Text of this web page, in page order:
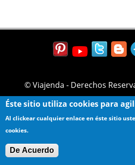
© Viajenda - Derechos
Éste sitio utiliza cookies para
Al clickear cualquier enlace en éste sitio
cookies.
De Acuerdo